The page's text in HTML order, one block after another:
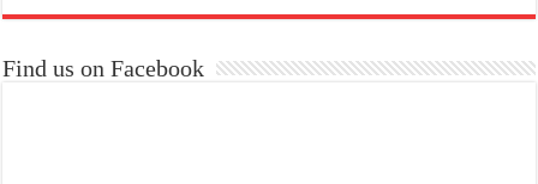
Find us on Facebook